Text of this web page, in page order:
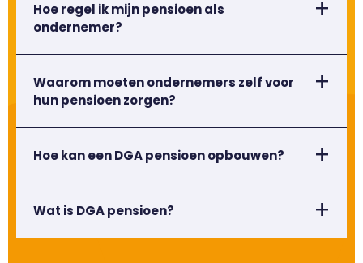
Hoe regel ik mijn pensioen als
ondernemer?
Waarom moeten ondernemers zelf voor
hun pensioen zorgen?
Hoe kan een DGA pensioen opbouwen?
Wat is DGA pensioen?